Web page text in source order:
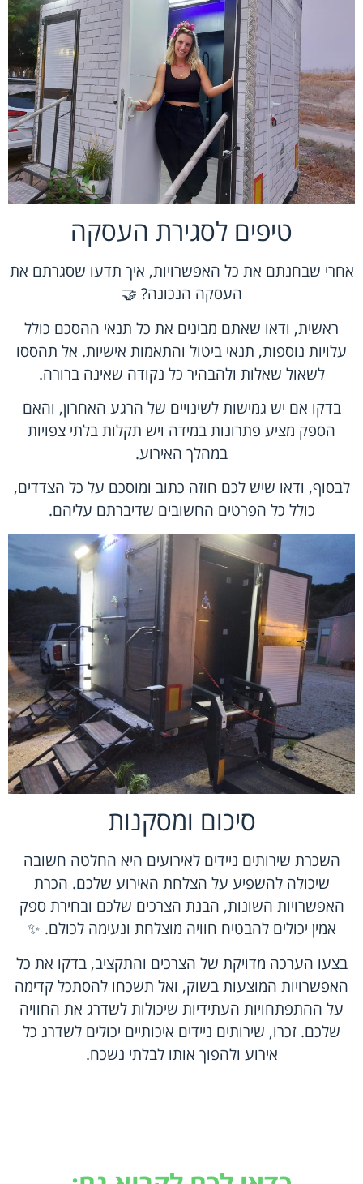
טיפים לסגירת העסקה
אחרי שבחנתם את כל האפשרויות, איך תדעו שסגרתם את
העסקה הנכונה? 🤝
ראשית, ודאו שאתם מבינים את כל תנאי ההסכם כולל
עלויות נוספות, תנאי ביטול והתאמות אישיות. אל תהססו
לשאול שאלות ולהבהיר כל נקודה שאינה ברורה.
בדקו אם יש גמישות לשינויים של הרגע האחרון, והאם
הספק מציע פתרונות במידה ויש תקלות בלתי צפויות
במהלך האירוע.
לבסוף, ודאו שיש לכם חוזה כתוב ומוסכם על כל הצדדים,
כולל כל הפרטים החשובים שדיברתם עליהם.
סיכום ומסקנות
השכרת שירותים ניידים לאירועים היא החלטה חשובה
שיכולה להשפיע על הצלחת האירוע שלכם. הכרת
האפשרויות השונות, הבנת הצרכים שלכם ובחירת ספק
אמין יכולים להבטיח חוויה מוצלחת ונעימה לכולם. ✨
בצעו הערכה מדויקת של הצרכים והתקציב, בדקו את כל
האפשרויות המוצעות בשוק, ואל תשכחו להסתכל קדימה
על ההתפתחויות העתידיות שיכולות לשדרג את החוויה
שלכם. זכרו, שירותים ניידים איכותיים יכולים לשדרג כל
אירוע ולהפוך אותו לבלתי נשכח.